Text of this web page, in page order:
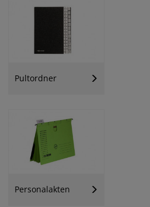
Pultordner
Personalakten